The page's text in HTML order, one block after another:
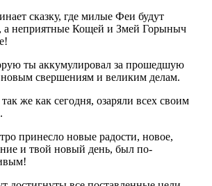
сказку, где милые Феи будут
а неприятные Кощей и Змей Горыныч
ты аккумулировал за прошедшую
новым свершениям и великим делам.
же как сегодня, озаряли всех своим
принесло новые радости, новое,
и твой новый день, был по-